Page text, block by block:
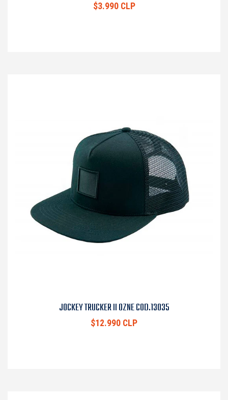
$3.990 CLP
JOCKEY TRUCKER II OZNE COD.13035
$12.990 CLP